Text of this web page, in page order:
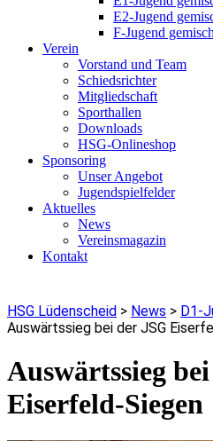
E2-Jugend
F-Jugend
Verein
Vorstand und Team
Schiedsrichter
Mitgliedschaft
Sporthallen
Downloads
HSG-Onlineshop
Sponsoring
Unser Angebot
Jugendspielfelder
Aktuelles
News
Vereinsmagazin
Kontakt
HSG Lüdenscheid > News > D1-
Auswärtssieg bei der JSG
Auswärtssieg
Eiserfeld-Siegen